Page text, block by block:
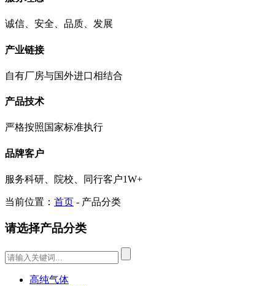
诚信、安全、品质、发展
产业链接
自有厂房与国外进口相结合
产品技术
严格按照国家标准执行
品牌客户
服务科研、院校、同行客户1W+
当前位置： 首页 - 产品分类
请选择产品分类
高纯气体